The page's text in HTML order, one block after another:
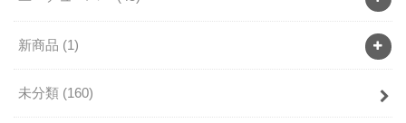
新商品 (1)
未分類 (160)